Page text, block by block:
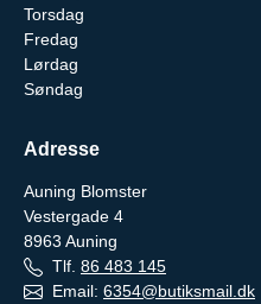
Torsdag
Fredag
Lørdag
Søndag
Adresse
Auning Blomster
Vestergade 4
8963 Auning
Tlf. 86 483 145
Email: 6354@butiksmail.dk